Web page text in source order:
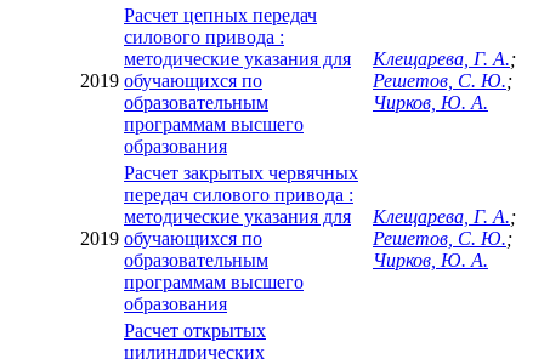
2019
Расчет цепных передач
силового привода :
методические указания для
обучающихся по
образовательным
программам высшего
образования
Клещарева, Г. А.;
Решетов, С. Ю.;
Чирков, Ю. А.
2019
Расчет закрытых червячных
передач силового привода :
методические указания для
обучающихся по
образовательным
программам высшего
образования
Клещарева, Г. А.;
Решетов, С. Ю.;
Чирков, Ю. А.
Расчет открытых
цилиндрических